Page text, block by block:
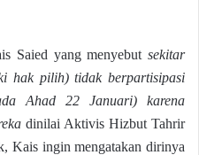
Saied yang menyebut sekitar
hak pilih) tidak berpartisipasi
Ahad 22 Januari) karena
dinilai Aktivis Hizbut Tahrir
Kais ingin mengatakan dirinya